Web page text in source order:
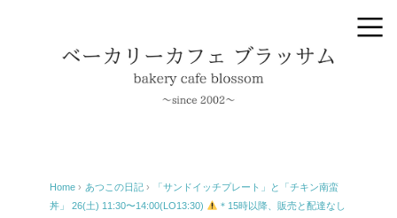
Home › あつこの日記 ›
「サンドイッチプレート」と「チキン南蛮
丼」 26(土) 11:30〜14:00(LO13:30)
＊15時以降、販売と配達なし